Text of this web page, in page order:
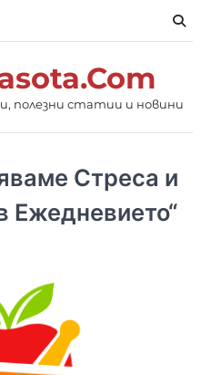
полезни статии и новини
Стреса и
Ежедневието“